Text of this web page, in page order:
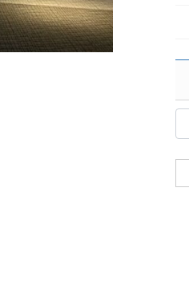
ア
ブ